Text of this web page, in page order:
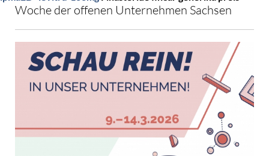
Woche der offenen Unternehmen Sachsen